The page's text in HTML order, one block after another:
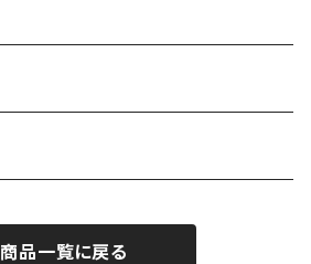
商品一覧に戻る